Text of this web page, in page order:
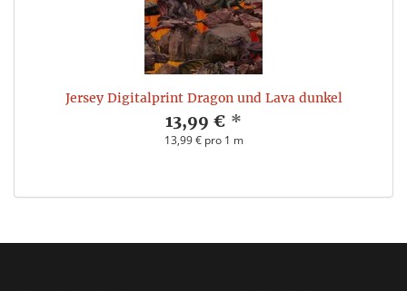
Jersey Digitalprint Dragon und Lava dunkel
13,99 € *
13,99 € pro 1 m